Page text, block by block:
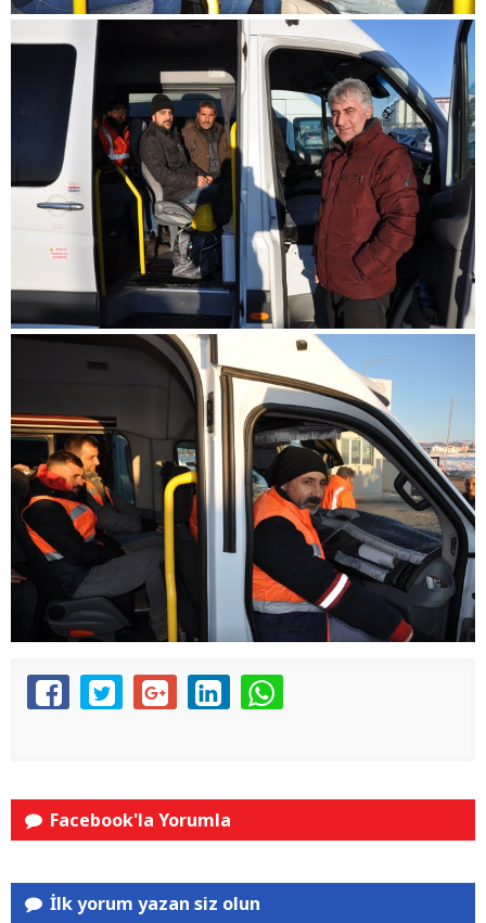
Facebook'la Yorumla
İlk yorum yazan siz olun